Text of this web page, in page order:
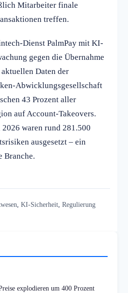
Mitarbeiter finale
treffen.
Dienst PalmPay mit KI-
gegen die Übernahme
Daten der
Abwicklungsgesellschaft
43 Prozent aller
auf Account-Takeovers.
waren rund 281.500
ausgesetzt – ein
Branche.
KI-Sicherheit Regulierung
explodieren um 400 Prozent